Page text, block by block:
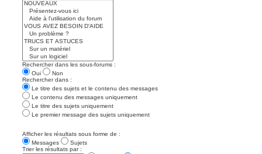
Rechercher dans les sous-forums :
Oui
Non
Rechercher dans :
Le titre des sujets et le contenu des messages
Le contenu des messages uniquement
Le titre des sujets uniquement
Le premier message des sujets uniquement
Afficher les résultats sous forme de :
Messages
Sujets
Trier les résultats par :